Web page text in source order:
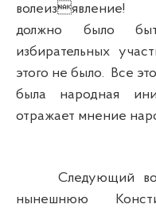
должно было быть
избирательных
этого не было. Все
была народная
отражает мнение
Следующий
нынешнюю